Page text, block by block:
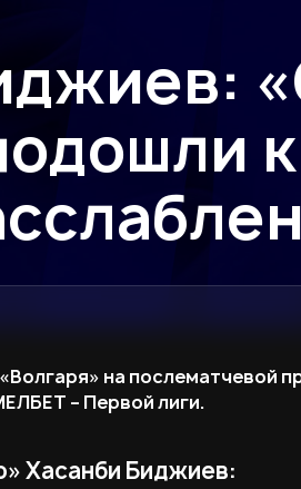
на послематчевой
– Первой лиги.
Хасанби Биджиев: